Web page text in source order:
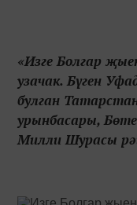
«Изге Болгар
узачак. Бүген
булган
урынбасары,
Милли Шурасы